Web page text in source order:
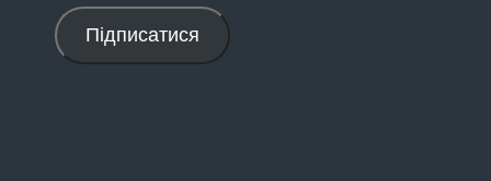
Підписатися